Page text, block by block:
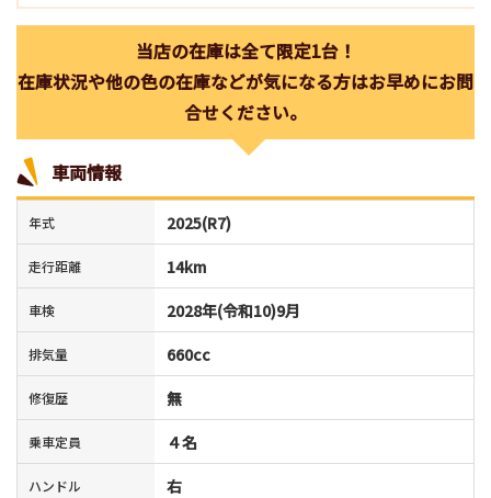
当店の在庫は全て限定1台！
在庫状況や他の色の在庫などが気になる方はお早めにお問
合せください。
車両情報
年式 2025(R7)
走行距離 14km
車検 2028年(令和10)9月
排気量 660cc
修復歴 無
乗車定員 ４名
ハンドル 右